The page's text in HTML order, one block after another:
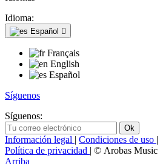
Idioma:
Español 
Français
English
Español
Síguenos
Síguenos:
Información legal | Condiciones de uso |
Política de privacidad | © Arobas Music
Arriba